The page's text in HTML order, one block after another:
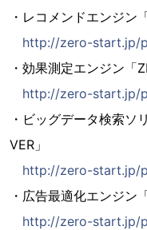
・レコメンドエンジン
http://zero-start.jp/
・効果測定エンジン「
http://zero-start.jp/
・ビッグデータ検索ソ
VER」
http://zero-start.jp/
・広告最適化エンジン
http://zero-start.jp/